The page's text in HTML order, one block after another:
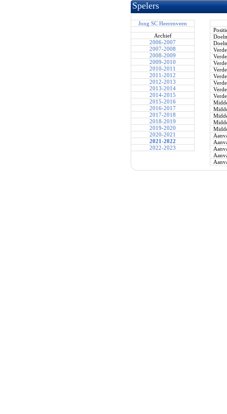
Spelers
Jong SC Heerenveen
Archief
2006-2007
2007-2008
2008-2009
2009-2010
2010-2011
2011-2012
2012-2013
2013-2014
2014-2015
2015-2016
2016-2017
2017-2018
2018-2019
2019-2020
2020-2021
2021-2022
2022-2023